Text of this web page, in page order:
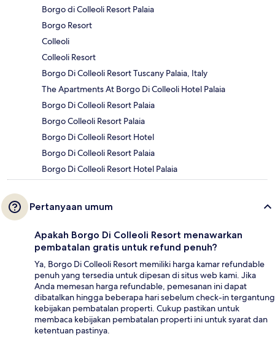
Borgo di Colleoli Resort Palaia
Borgo Resort
Colleoli
Colleoli Resort
Borgo Di Colleoli Resort Tuscany Palaia, Italy
The Apartments At Borgo Di Colleoli Hotel Palaia
Borgo Di Colleoli Resort Palaia
Borgo Colleoli Resort Palaia
Borgo Di Colleoli Resort Hotel
Borgo Di Colleoli Resort Palaia
Borgo Di Colleoli Resort Hotel Palaia
Pertanyaan umum
Apakah Borgo Di Colleoli Resort menawarkan
pembatalan gratis untuk refund penuh?
Ya, Borgo Di Colleoli Resort memiliki harga kamar refundable
penuh yang tersedia untuk dipesan di situs web kami. Jika
Anda memesan harga refundable, pemesanan ini dapat
dibatalkan hingga beberapa hari sebelum check-in tergantung
kebijakan pembatalan properti. Cukup pastikan untuk
membaca kebijakan pembatalan properti ini untuk syarat dan
ketentuan pastinya.